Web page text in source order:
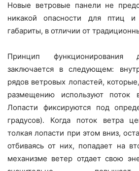
Новые ветровые панели не
никакой опасности для птиц
габариты, в отличии от
Принцип функционирования
заключается в следующем:
рядов ветровых лопастей,
размещению используют поток
Лопасти фиксируются под
градусов). Когда поток ветра
толкая лопасти при этом вниз,
отбиваясь от них, попадает на
механизме ветер отдает свою